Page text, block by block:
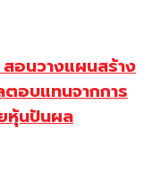
อนวางแผนสร้าง
อบแทนจากการ
หุ้นปันผล